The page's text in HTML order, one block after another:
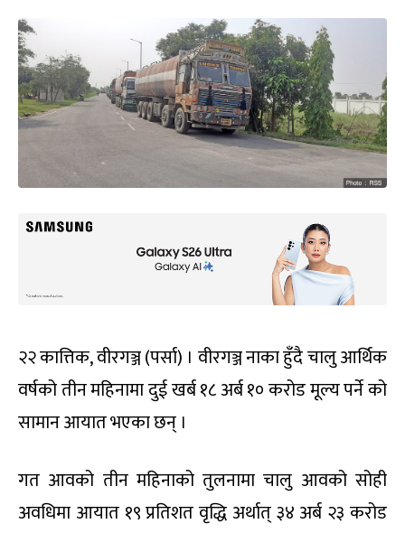
२२ कात्तिक, वीरगञ्ज (पर्सा) । वीरगञ्ज नाका हुँदै चालु आर्थिक
वर्षको तीन महिनामा दुई खर्ब १८ अर्ब १० करोड मूल्य पर्ने को
सामान आयात भएका छन् ।
गत आवको तीन महिनाको तुलनामा चालु आवको सोही
अवधिमा आयात १९ प्रतिशत वृद्धि अर्थात् ३४ अर्ब २३ करोड